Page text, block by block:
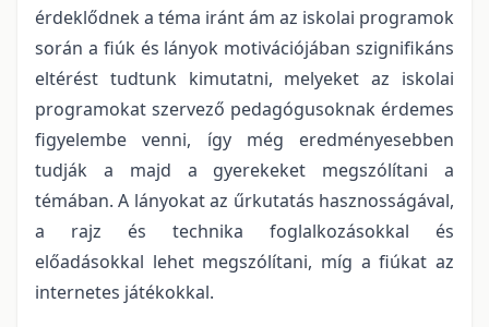
érdeklődnek a téma iránt ám az iskolai programok
során a fiúk és lányok motivációjában szignifikáns
eltérést tudtunk kimutatni, melyeket az iskolai
programokat szervező pedagógusoknak érdemes
figyelembe venni, így még eredményesebben
tudják a majd a gyerekeket megszólítani a
témában. A lányokat az űrkutatás hasznosságával,
a rajz és technika foglalkozásokkal és
előadásokkal lehet megszólítani, míg a fiúkat az
internetes játékokkal.